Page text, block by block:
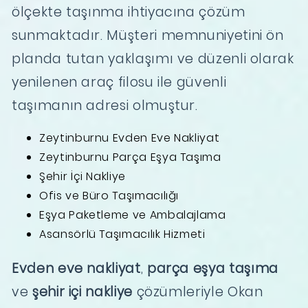
ölçekte taşınma ihtiyacına çözüm
sunmaktadır. Müşteri memnuniyetini ön
planda tutan yaklaşımı ve düzenli olarak
yenilenen araç filosu ile güvenli
taşımanın adresi olmuştur.
Zeytinburnu Evden Eve Nakliyat
Zeytinburnu Parça Eşya Taşıma
Şehir İçi Nakliye
Ofis ve Büro Taşımacılığı
Eşya Paketleme ve Ambalajlama
Asansörlü Taşımacılık Hizmeti
Evden eve nakliyat, parça eşya taşıma
veşehir içi nakliye çözümleriyle Okan